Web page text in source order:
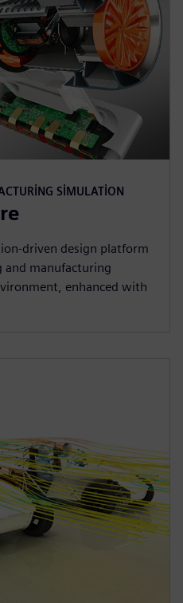
SIMULATION
driven design platform
manufacturing
enhanced with